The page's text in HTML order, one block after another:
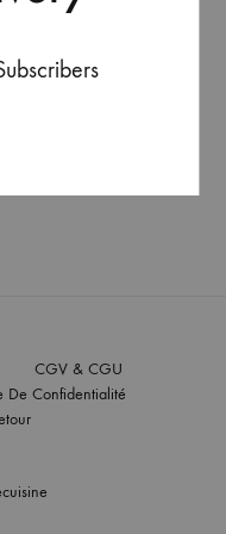
CGV & CGU
De Confidentialité